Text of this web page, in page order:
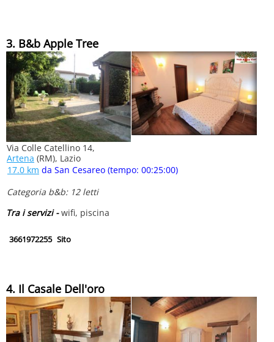
3. B&b Apple Tree
Via Colle Catellino 14,
Artena (RM), Lazio
17.0 km da San Cesareo (tempo: 00:25:00)
Categoria b&b: 12 letti
Tra i servizi -wifi, piscina
3661972255 Sito
4. Il Casale Dell'oro